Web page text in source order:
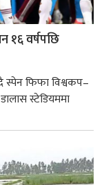
१६ वर्षपछि
स्पेन फिफा विश्वकप–
स्टेडियममा